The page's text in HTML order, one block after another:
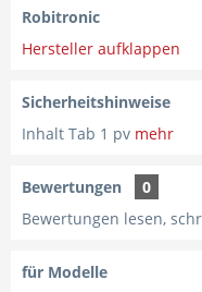
Robitronic
Hersteller aufklappen
Sicherheitshinweise
Inhalt Tab 1 pv mehr
Bewertungen
0
Bewertungen lesen,
für Modelle